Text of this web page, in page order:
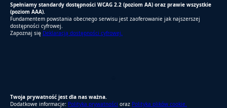
Spełniamy standardy dostępności WCAG 2.2 (poziom AA) oraz prawie wszystkie
(poziom AAA).
Fundamentem powstania obecnego serwisu jest zaoferowanie jak najszerszej
dostępności cyfrowej.
Zapoznaj się Deklaracją dostępności cyfrowej.
Twoja prywatność jest dla nas ważna.
Dodatkowe informacje: Polityka prywatności oraz Polityka plików cookie.